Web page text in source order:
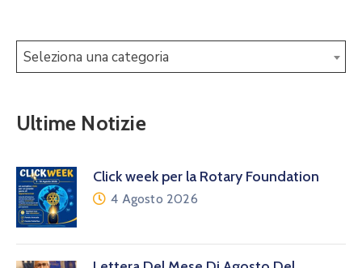
Seleziona una categoria
Ultime Notizie
Click week per la Rotary Foundation
4 Agosto 2026